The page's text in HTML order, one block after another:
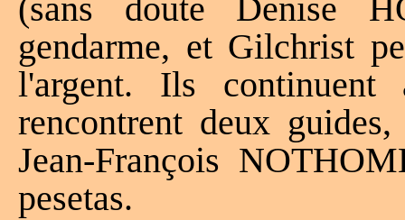
(sans doute Denise
gendarme, et Gilchrist
l'argent. Ils
rencontrent deux
Jean-François
pesetas.